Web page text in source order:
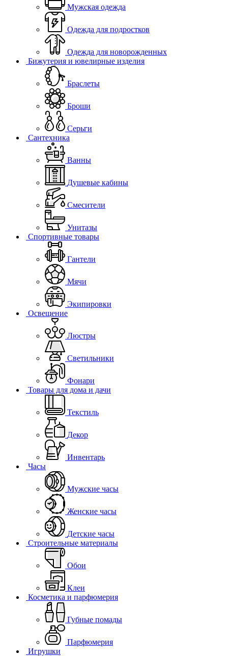
Мужская одежда
Одежда для подростков
Одежда для новорожденных
Бижутерия и ювелирные изделия
Браслеты
Броши
Серьги
Сантехника
Ванны
Душевые кабины
Смесители
Унитазы
Спортивные товары
Гантели
Мячи
Экипировки
Освещение
Люстры
Светильники
Фонари
Товары для дома и дачи
Текстиль
Декор
Инвентарь
Часы
Мужские часы
Женские часы
Детские часы
Строительные материалы
Обои
Клеи
Косметика и парфюмерия
Губные помады
Парфюмерия
Игрушки